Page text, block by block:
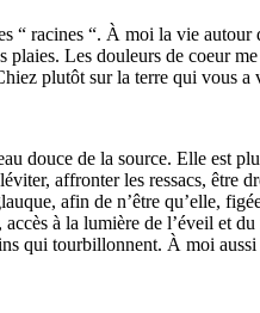
“ racines “. À moi la vie autour
plaies. Les douleurs de coeur
plutôt sur la terre qui vous
douce de la source. Elle est
affronter les ressacs, être
afin de n’être qu’elle,
à la lumière de l’éveil et
qui tourbillonnent. À moi